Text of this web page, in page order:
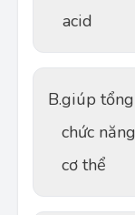
acid
B.giúp
chức
cơ thể